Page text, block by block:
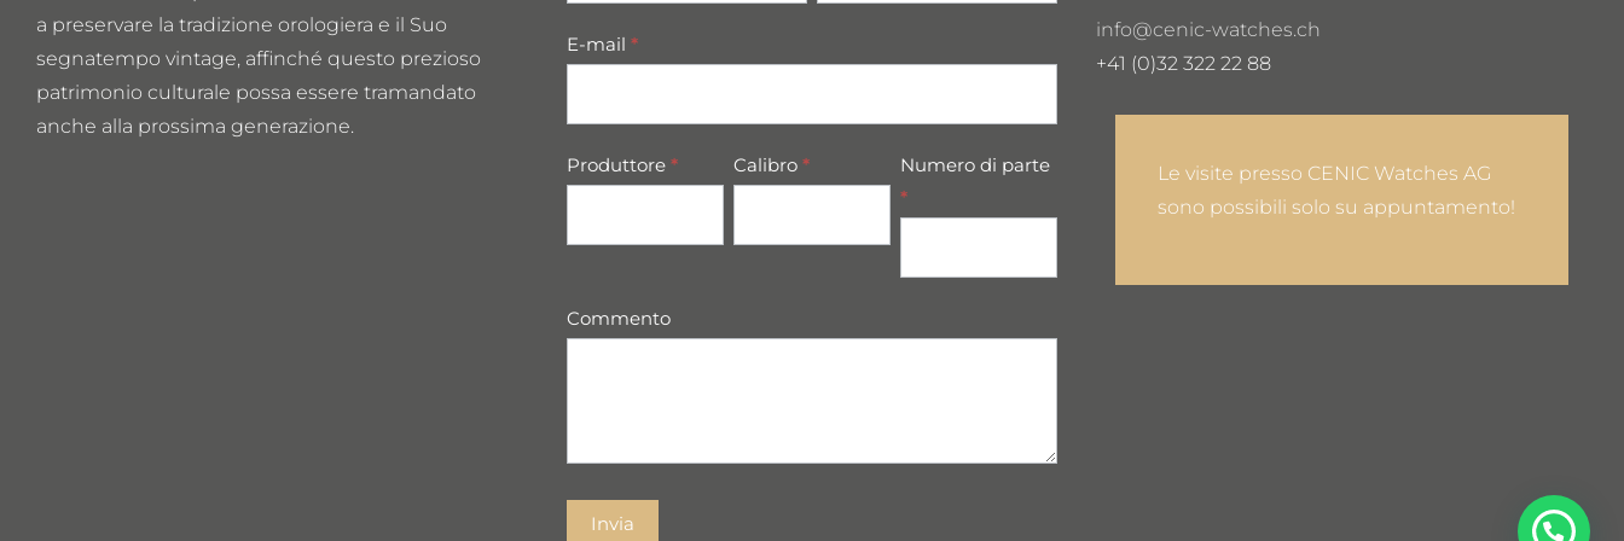
a preservare la tradizione orologiera e il Suo
segnatempo vintage, affinché questo prezioso
patrimonio culturale possa essere tramandato
anche alla prossima generazione.
E-mail *
Produttore * Calibro *
Numero di parte
*
Commento
Invia
info@cenic-watches.ch
+41 (0)32 322 22 88
Le visite presso CENIC Watches AG
sono possibili solo su appuntamento!